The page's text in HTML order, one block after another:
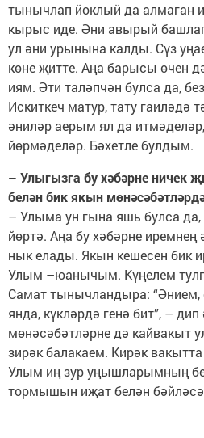
тынычлап йоклый да алмаган
кырыс иде. Әни авырый
ул әни урынына калды. Сүз
көне җитте. Аңа барысы өчен
иям. Әти таләпчән булса да,
Искиткеч матур, тату гаиләдә
әниләр аерым ял да
йөрмәделәр. Бәхетле булдым.
– Улыгызга бу хәбәрне ничек
белән бик якын
– Улыма ун гына яшь булса
йөртә. Аңа бу хәбәрне иремнең
нык елады. Якын кешесен бик
Улым –юанычым. Күңелем
Самат тынычландыра: “Әнием,
янда, күкләрдә генә бит”, –
мөнәсәбәтләрне дә кайвакыт
зирәк балакаем. Кирәк
Улым иң зур уңышларымның
тормышын иҗат белән